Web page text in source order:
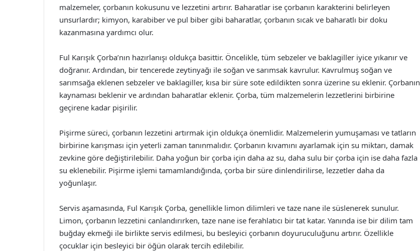
malzemeler, çorbanın kokusunu ve lezzetini artırır. Baharatlar ise çorbanın karakterini belirleyen
unsurlardır; kimyon, karabiber ve pul biber gibi baharatlar, çorbanın sıcak ve baharatlı bir doku
kazanmasına yardımcı olur.
Ful Karışık Çorba’nın hazırlanışı oldukça basittir. Öncelikle, tüm sebzeler ve baklagiller iyice yıkanır ve
doğranır. Ardından, bir tencerede zeytinyağı ile soğan ve sarımsak kavrulur. Kavrulmuş soğan ve
sarımsağa eklenen sebzeler ve baklagiller, kısa bir süre sote edildikten sonra üzerine su eklenir. Çorbanın
kaynaması beklenir ve ardından baharatlar eklenir. Çorba, tüm malzemelerin lezzetlerini birbirine
geçirene kadar pişirilir.
Pişirme süreci, çorbanın lezzetini artırmak için oldukça önemlidir. Malzemelerin yumuşaması ve tatların
birbirine karışması için yeterli zaman tanınmalıdır. Çorbanın kıvamını ayarlamak için su miktarı, damak
zevkine göre değiştirilebilir. Daha yoğun bir çorba için daha az su, daha sulu bir çorba için ise daha fazla
su eklenebilir. Pişirme işlemi tamamlandığında, çorba bir süre dinlendirilirse, lezzetler daha da
yoğunlaşır.
Servis aşamasında, Ful Karışık Çorba, genellikle limon dilimleri ve taze nane ile süslenerek sunulur.
Limon, çorbanın lezzetini canlandırırken, taze nane ise ferahlatıcı bir tat katar. Yanında ise bir dilim tam
buğday ekmeği ile birlikte servis edilmesi, bu besleyici çorbanın doyuruculuğunu artırır. Özellikle
çocuklar için besleyici bir öğün olarak tercih edilebilir.